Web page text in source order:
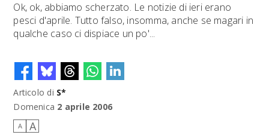
NETFLIX SADIE SINK STAR TREK: STRANGE NEW WORLDS
Ok, ok, abbiamo scherzato. Le notizie di ieri erano
pesci d'aprile. Tutto falso, insomma, anche se magari in
qualche caso ci dispiace un po'...
Articolo di S*
Domenica 2 aprile 2006
A A